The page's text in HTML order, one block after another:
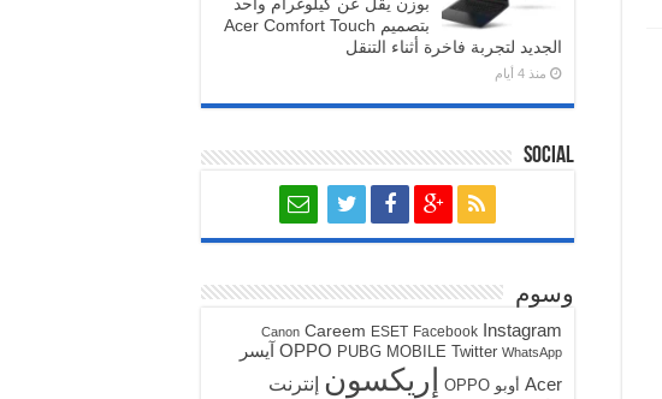
بتصميم Acer Comfort Touch
الجديد لتجربة فاخرة أثناء التنقل
منذ 4 أيام
Social
وسوم
Canon Careem ESET Facebook Instagram
OPPO PUBG MOBILE Twitter WhatsApp
آيسر
Acer أوبو OPPO إريكسون إنترنت